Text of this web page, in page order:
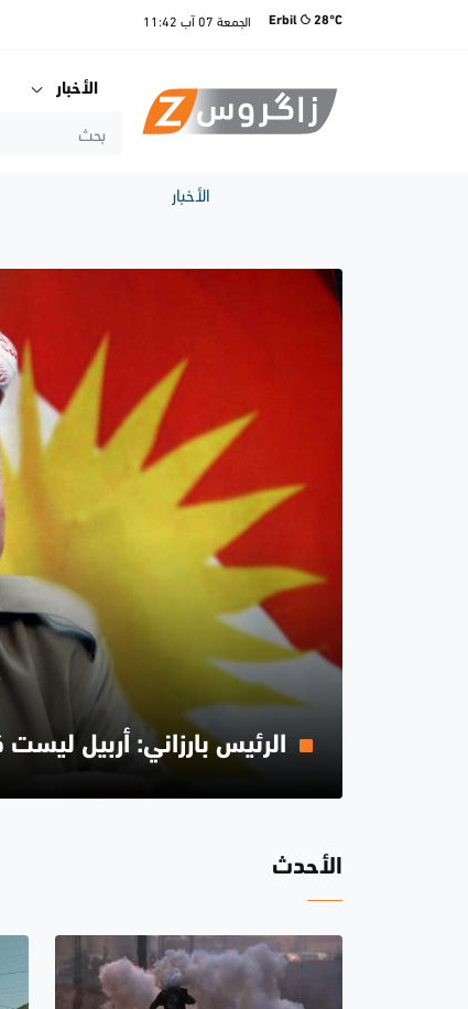
Erbil 28°C الجمعة 07 آب 11:42
الأخبار
الأخبار
الرئيس بارزاني: أربيل ليست
الأحدث